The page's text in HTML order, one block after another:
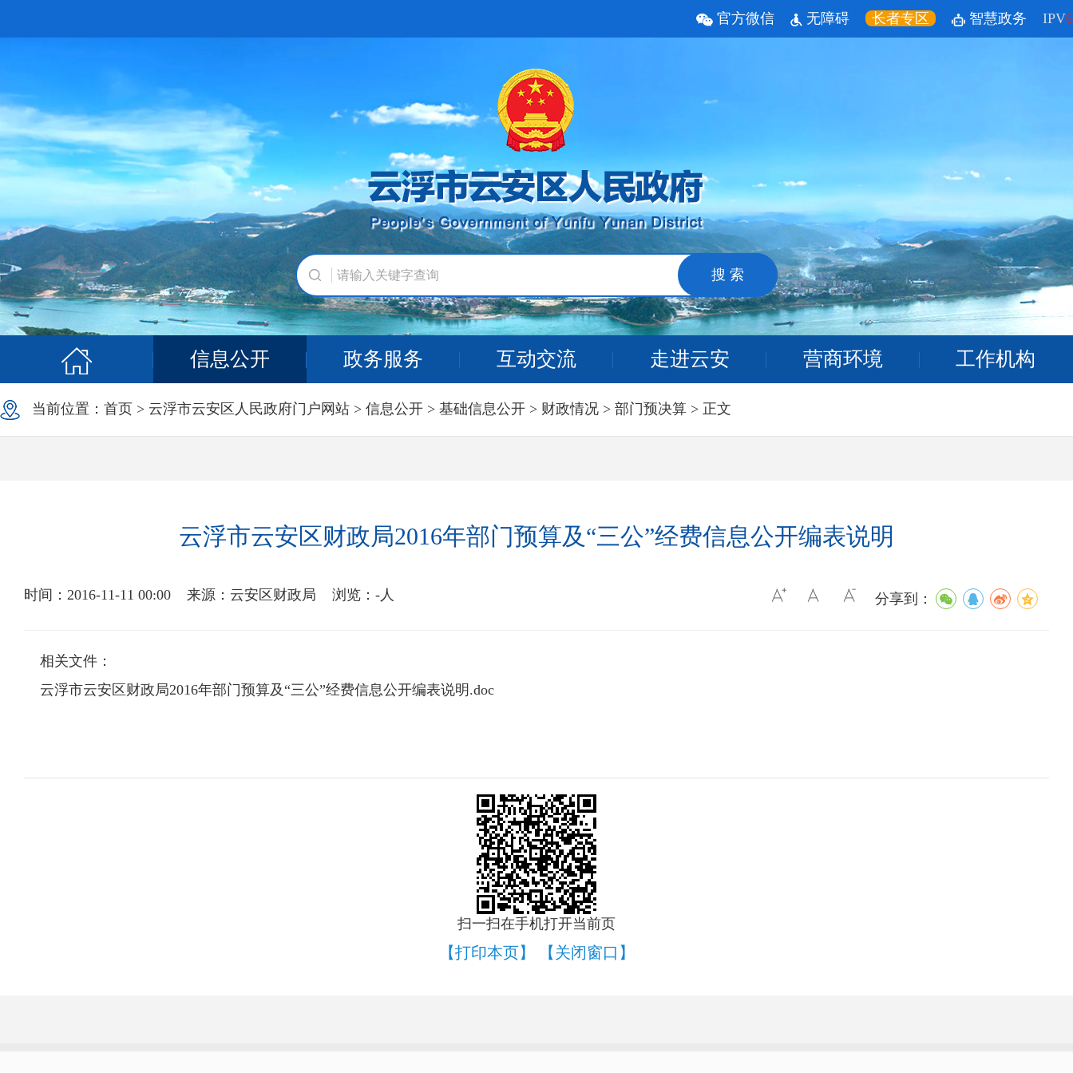
官方微信 无障碍 长者专区 智慧政务 IPV6
搜 索
信息公开 政务服务 互动交流 走进云安 营商环境 工作机构
当前位置： 首页 > 云浮市云安区人民政府门户网站 > 信息公开 > 基础信息公开 > 财政情况 > 部门预决算 > 正文
云浮市云安区财政局2016年部门预算及“三公”经费信息公开编表说明
时间：2016-11-11 00:00 来源：云安区财政局 浏览： -人 分享到：
相关文件：
云浮市云安区财政局2016年部门预算及“三公”经费信息公开编表说明.doc
扫一扫在手机打开当前页
【打印本页】 【关闭窗口】